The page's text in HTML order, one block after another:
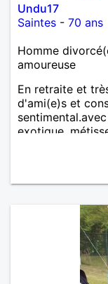
Undu17
Saintes - 70 ans
Homme
amoureuse
En retraite et
d'ami(e)s et
exotique,